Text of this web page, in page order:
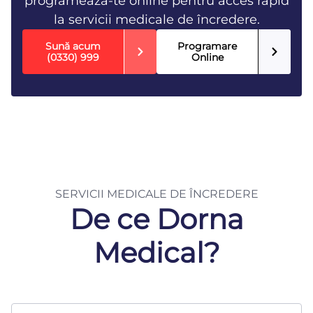
la servicii medicale de încredere.
Sună acum
(0330) 999
Programare
Online
SERVICII MEDICALE DE ÎNCREDERE
De ce Dorna
Medical?